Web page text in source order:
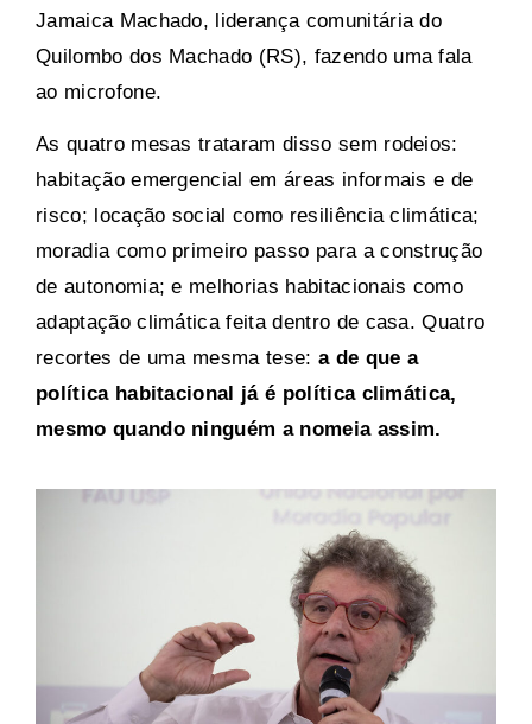
Jamaica Machado, liderança comunitária do
Quilombo dos Machado (RS), fazendo uma fala
ao microfone.
As quatro mesas trataram disso sem rodeios:
habitação emergencial em áreas informais e de
risco; locação social como resiliência climática;
moradia como primeiro passo para a construção
de autonomia; e melhorias habitacionais como
adaptação climática feita dentro de casa. Quatro
recortes de uma mesma tese: a de que a
política habitacional já é política climática,
mesmo quando ninguém a nomeia assim.